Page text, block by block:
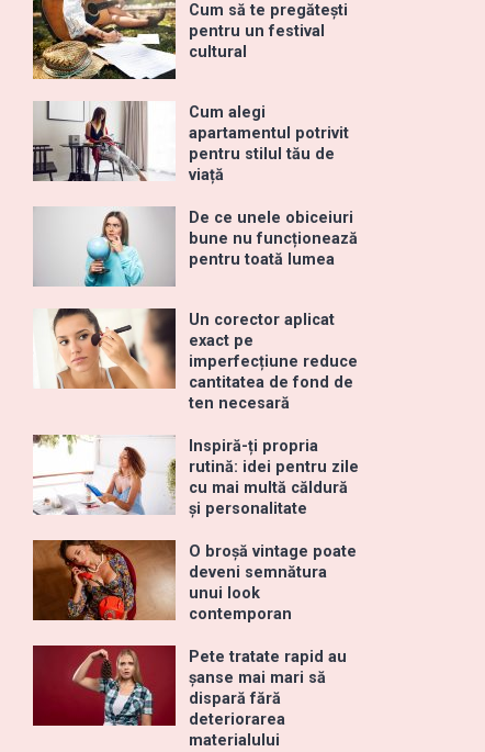
Cum să te pregătești
pentru un festival
cultural
Cum alegi
apartamentul potrivit
pentru stilul tău de
viață
De ce unele obiceiuri
bune nu funcționează
pentru toată lumea
Un corector aplicat
exact pe
imperfecțiune reduce
cantitatea de fond de
ten necesară
Inspiră-ți propria
rutină: idei pentru zile
cu mai multă căldură
și personalitate
O broșă vintage poate
deveni semnătura
unui look
contemporan
Pete tratate rapid au
șanse mai mari să
dispară fără
deteriorarea
materialului